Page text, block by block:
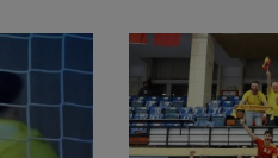
Mondialul Cluburilor: